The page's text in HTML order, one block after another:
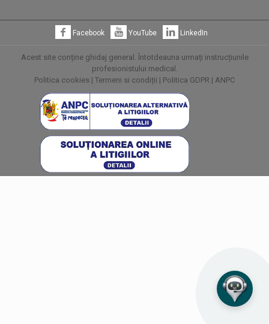
Facebook YouTube LinkedIn
Acest site conține ghidaj general. Întotdeauna urmați instrucțiunile
profesionistului medical.
Politica cookies | Termeni si condiții | Politica GDPR | ANPC